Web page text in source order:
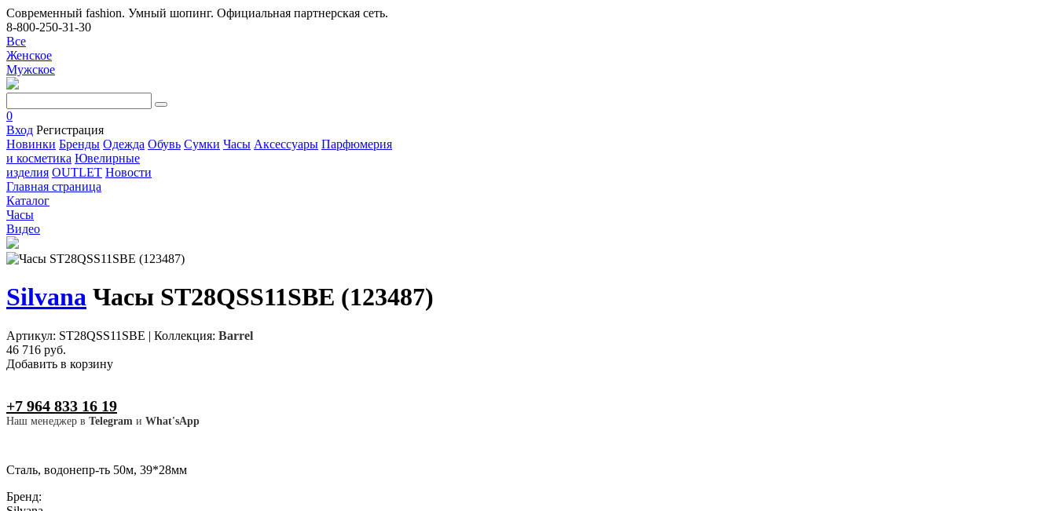
Современный fashion. Умный шопинг. Официальная партнерская сеть.
8-800-250-31-30
Все
Женское
Мужское
0
Вход Регистрация
Новинки Бренды Одежда Обувь Сумки Часы Аксессуары Парфюмерия
и косметика Ювелирные
изделия OUTLET Новости
Главная страница
Каталог
Часы
Видео
Silvana Часы ST28QSS11SBE (123487)
Артикул: ST28QSS11SBE | Коллекция: Barrel
46 716 руб.
Добавить в корзину
+7 964 833 16 19
Наш менеджер в Telegram и What'sApp
Сталь, водонепр-ть 50м, 39*28мм
Бренд: